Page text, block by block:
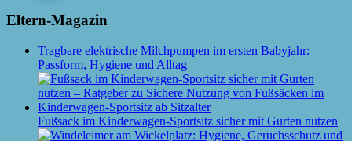
Eltern-Magazin
Tragbare elektrische Milchpumpen im ersten Babyjahr:
Passform, Hygiene und Alltag
Fußsack im Kinderwagen-Sportsitz sicher mit Gurten nutzen